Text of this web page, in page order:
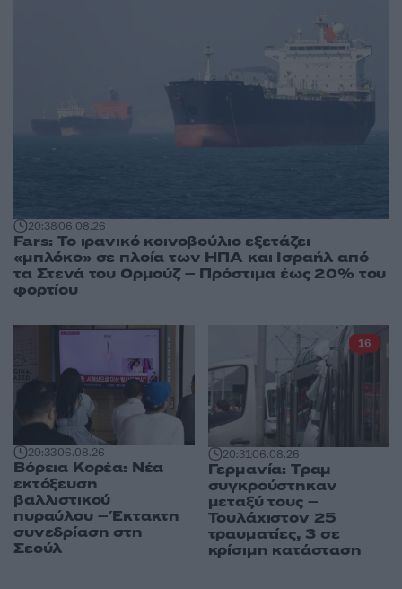
20:3806.08.26
Fars: Το ιρανικό κοινοβούλιο εξετάζει
«μπλόκο» σε πλοία των ΗΠΑ και Ισραήλ από
τα Στενά του Ορμούζ – Πρόστιμα έως 20% του
φορτίου
20:3306.08.26
Βόρεια Κορέα: Νέα
εκτόξευση
βαλλιστικού
πυραύλου – Έκτακτη
συνεδρίαση στη
Σεούλ
20:3106.08.26
Γερμανία: Tραμ
συγκρούστηκαν
μεταξύ τους –
Τουλάχιστον 25
τραυματίες, 3 σε
κρίσιμη κατάσταση
16